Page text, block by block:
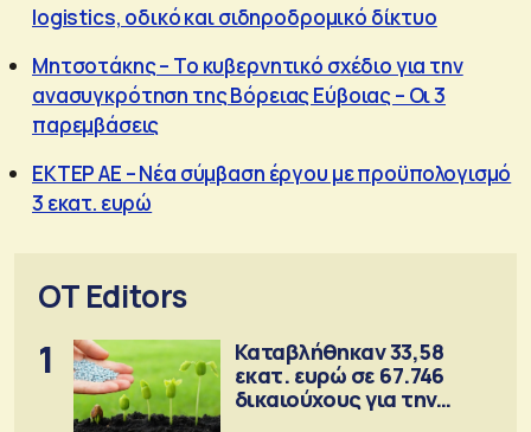
logistics, οδικό και σιδηροδρομικό δίκτυο
Μητσοτάκης – Το κυβερνητικό σχέδιο για την
ανασυγκρότηση της Βόρειας Εύβοιας – Οι 3
παρεμβάσεις
ΕΚΤΕΡ ΑΕ – Νέα σύμβαση έργου με προϋπολογισμό
3 εκατ. ευρώ
OT Editors
1
Καταβλήθηκαν 33,58
εκατ. ευρώ σε 67.746
δικαιούχους για την